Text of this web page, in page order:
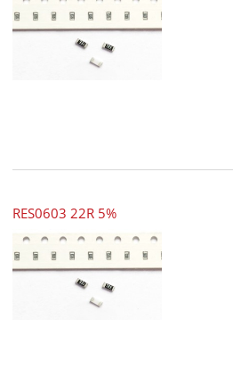
RES0603 22R 5%